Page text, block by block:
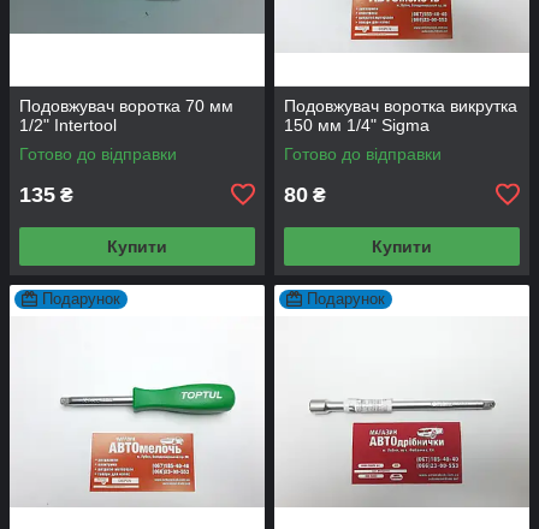
Подовжувач воротка 70 мм
1/2" Intertool
Готово до відправки
135 ₴
Купити
Подовжувач воротка викрутка
150 мм 1/4" Sigma
Готово до відправки
80 ₴
Купити
Подарунок Подарунок